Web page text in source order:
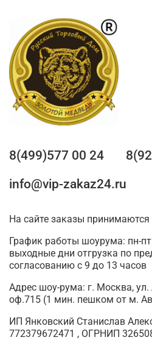
8(499)577 00 24
info@vip-zakaz24.ru
На сайте заказы принимаются
График работы шоурума: пн-
выходные дни отгрузка по
согласованию с 9 до 13 часов
Адрес шоу-рума: г. Москва,
оф.715 (1 мин. пешком от м.
ИП Янковский Станислав
772379672471 , ОГРНИП